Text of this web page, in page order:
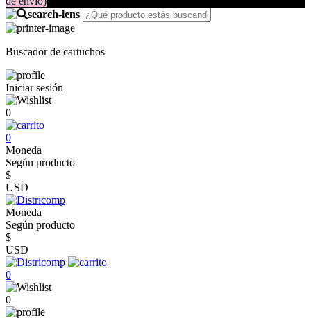
Buscador de cartuchos
Iniciar sesión
0
0
Moneda
Según producto
$
USD
Moneda
Según producto
$
USD
0
0